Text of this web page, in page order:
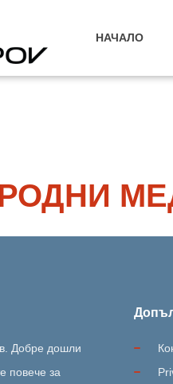
НАЧАЛО
Добре дошли
повече за